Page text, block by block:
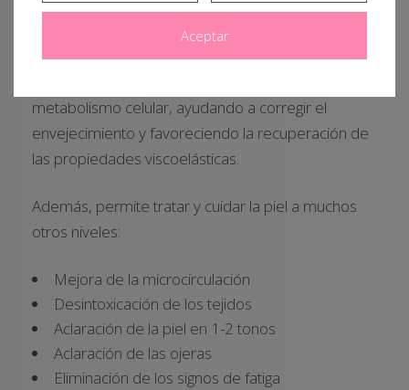
La redermalización esuno de los tratamientos
pioneros y más innovadores en el cuidado y
metabolismo celular, ayudando a corregir el
envejecimiento y favoreciendo la recuperación de
las propiedades viscoelásticas.
Además, permite tratar y cuidar la piel a muchos
otros niveles:
Mejora de la microcirculación
Desintoxicación de los tejidos
Aclaración de la piel en 1-2 tonos
Aclaración de las ojeras
Eliminación de los signos de fatiga
Aceptar